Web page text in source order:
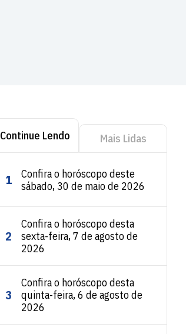
Continue Lendo Mais Lidas
1
Confira o horóscopo deste
sábado, 30 de maio de 2026
2
Confira o horóscopo desta
sexta-feira, 7 de agosto de
2026
3
Confira o horóscopo desta
quinta-feira, 6 de agosto de
2026